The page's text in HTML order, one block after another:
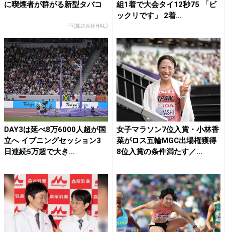
に喫煙者が群がる新型タバコ
PR(株式会社HAL)
組1着で大会タイ12秒75 「ビ
ックリです」 2着...
DAY3は延べ8万6000人超が国
立へ イブニングセッション3
日連続5万超で大き...
女子マラソン7位入賞・小林香
菜がロス五輪MGC出場権獲得
8位入賞の条件満たす／...